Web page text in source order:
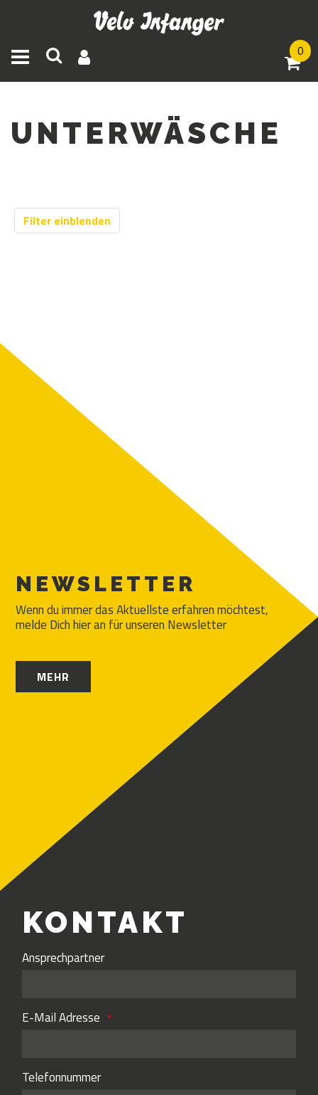
Toggle navigation 0
UNTERWÄSCHE
Filter einblenden
NEWSLETTER
Wenn du immer das Aktuellste erfahren möchtest,
melde Dich hier an für unseren Newsletter
MEHR
KONTAKT
Ansprechpartner
E-Mail Adresse
Telefonnummer